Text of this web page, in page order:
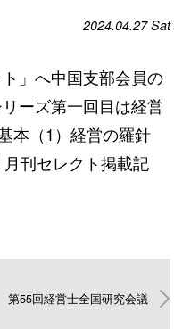
2024.04.27Sat
」へ中国支部会員の
ーズ第一回目は経営
本（1）経営の羅針
月刊セレクト掲載記
第55回経営士全国研究会議